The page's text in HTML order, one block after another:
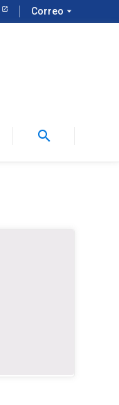
Correo arrow_drop_down
search